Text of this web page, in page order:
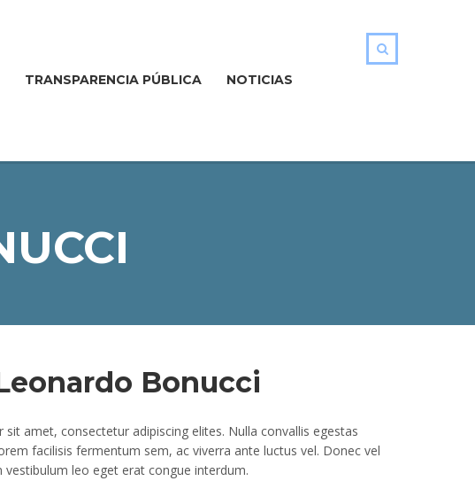
TRANSPARENCIA PÚBLICA NOTICIAS
Bonucci
amet, consectetur adipiscing elites. Nulla convallis egestas
facilisis fermentum sem, ac viverra ante luctus vel. Donec vel
vestibulum leo eget erat congue interdum.